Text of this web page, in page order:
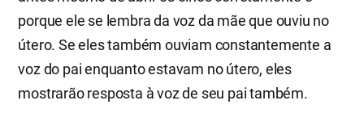
porque ele se lembra da voz da mãe que ouviu no
útero. Se eles também ouviam constantemente a
voz do pai enquanto estavam no útero, eles
mostrarão resposta à voz de seu pai também.